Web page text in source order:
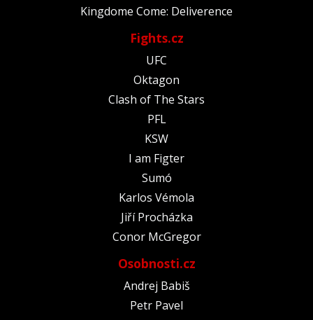
Kingdome Come: Deliverence
Fights.cz
UFC
Oktagon
Clash of The Stars
PFL
KSW
I am Figter
Sumó
Karlos Vémola
Jiří Procházka
Conor McGregor
Osobnosti.cz
Andrej Babiš
Petr Pavel